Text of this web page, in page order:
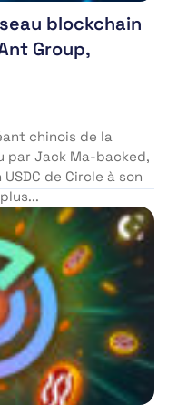
blockchain
Group,
chinois de la
par Jack Ma-backed,
de Circle à son